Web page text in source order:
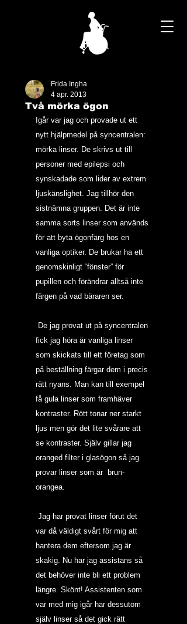
Två mörka ögon
Frida Ingha
4 apr. 2013
Igår var jag och provade ut ett
nytt hjälpmedel på syncentralen:
mörka linser. De skrivs ut till
personer med epilepsi och
synskadade som lider av extrem
ljuskänslighet. Jag tillhör den
sistnämna gruppen. Det är inte
samma sorts linser som används
för att byta ögonfärg hos en
vanliga optiker. De brukar ha ett
genomskinligt “fönster” för
pupillen och förändrar alltså inte
färgen på vad bäraren ser.
fick jag höra är vanliga linser
som skickats till ett företag som
på beställning färgar dem i precis
rätt nyans. Man kan till exempel
få gula linser som framhäver
kontraster. Rött tonar ner starkt
ljus men gör det lite svårare att
se kontraster. Själv gillar jag
oranged filter i glasögon så jag
provar linser som är  brun-
orangea.
var då väldigt svårt för mig att
hantera dem eftersom jag är
skakig. Nu har jag assistans så
det behöver inte bli ett problem
längre. Skönt! Assistenten som
var med mig igår har dessutom
själv linser så det gick rätt